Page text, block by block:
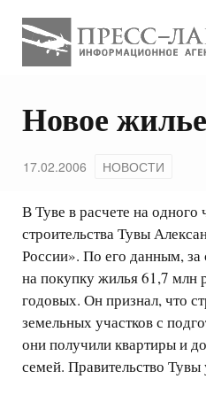
Новое
17.02.2006 НОВОСТИ
В Туве в расчете на
строительства Тувы
России». По его данным,
на покупку жилья 61,7 млн
годовых. Он признал, что
земельных участков с
они получили квартиры и
семей. Правительство